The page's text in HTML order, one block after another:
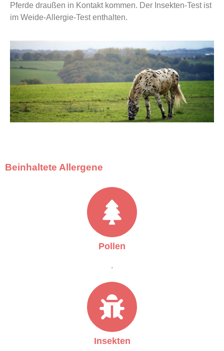
Pferde draußen in Kontakt kommen. Der Insekten-Test ist
im Weide-Allergie-Test enthalten.
Beinhaltete Allergene
Pollen
.
Insekten